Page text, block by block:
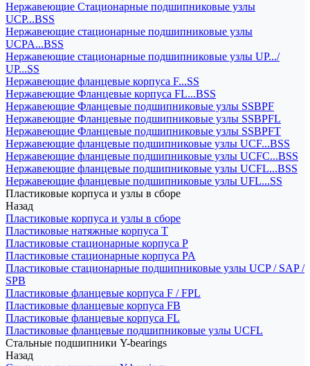
Нержавеющие Стационарные подшипниковые узлы
UCP...BSS
Нержавеющие стационарные подшипниковые узлы
UCPA...BSS
Нержавеющие стационарные подшипниковые узлы UP.../
UP...SS
Нержавеющие фланцевые корпуса F...SS
Нержавеющие Фланцевые корпуса FL...BSS
Нержавеющие Фланцевые подшипниковые узлы SSBPF
Нержавеющие Фланцевые подшипниковые узлы SSBPFL
Нержавеющие Фланцевые подшипниковые узлы SSBPFT
Нержавеющие фланцевые подшипниковые узлы UCF...BSS
Нержавеющие фланцевые подшипниковые узлы UCFC...BSS
Нержавеющие фланцевые подшипниковые узлы UCFL...BSS
Нержавеющие фланцевые подшипниковые узлы UFL...SS
Пластиковые корпуса и узлы в сборе
Назад
Пластиковые корпуса и узлы в сборе
Пластиковые натяжные корпуса T
Пластиковые стационарные корпуса P
Пластиковые стационарные корпуса PA
Пластиковые стационарные подшипниковые узлы UCP / SAP /
SPB
Пластиковые фланцевые корпуса F / FPL
Пластиковые фланцевые корпуса FB
Пластиковые фланцевые корпуса FL
Пластиковые фланцевые подшипниковые узлы UCFL
Стальные подшипники Y-bearings
Назад